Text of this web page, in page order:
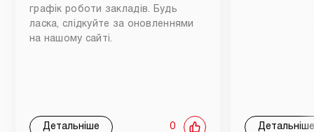
графік роботи закладів. Будь
ласка, слідкуйте за оновленнями
на нашому сайті.
Детальніше 0 Детальніше